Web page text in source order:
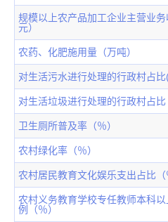
规模以上农产品加工企业主营业务
元）
农药、化肥施用量（万吨）
对生活污水进行处理的行政村占比
对生活垃圾进行处理的行政村占比
卫生厕所普及率（％）
农村绿化率（％）
农村居民教育文化娱乐支出占比（
农村义务教育学校专任教师本科以
例（％）